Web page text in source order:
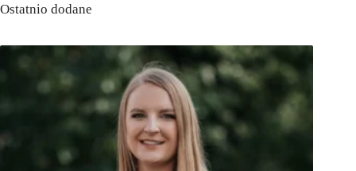
Ostatnio dodane